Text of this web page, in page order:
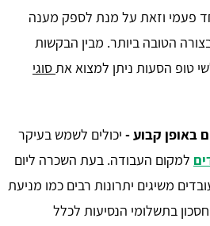
חד פעמי וזאת על מנת לספק מענה
הטובה ביותר. מבין הבקשות
טופ הסעות ניתן למצוא אתסוגי
באופן קבוע - יכולים לשמש בעיקר
למקום העבודה. בעת השכרה ליום
משיגים יתרונות רבים כמו מניעת
בתשלומי הנסיעות לכלל